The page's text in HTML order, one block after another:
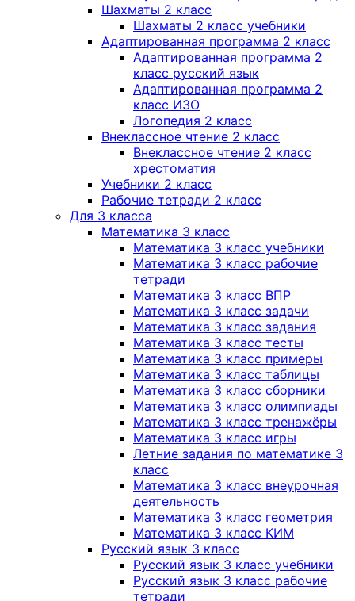
Шахматы 2 класс
Шахматы 2 класс учебники
Адаптированная программа 2 класс
Адаптированная программа 2
класс русский язык
Адаптированная программа 2
класс ИЗО
Логопедия 2 класс
Внеклассное чтение 2 класс
Внеклассное чтение 2 класс
хрестоматия
Учебники 2 класс
Рабочие тетради 2 класс
Для 3 класса
Математика 3 класс
Математика 3 класс учебники
Математика 3 класс рабочие
тетради
Математика 3 класс ВПР
Математика 3 класс задачи
Математика 3 класс задания
Математика 3 класс тесты
Математика 3 класс примеры
Математика 3 класс таблицы
Математика 3 класс сборники
Математика 3 класс олимпиады
Математика 3 класс тренажёры
Математика 3 класс игры
Летние задания по математике 3
класс
Математика 3 класс внеурочная
деятельность
Математика 3 класс геометрия
Математика 3 класс КИМ
Русский язык 3 класс
Русский язык 3 класс учебники
Русский язык 3 класс рабочие
тетради